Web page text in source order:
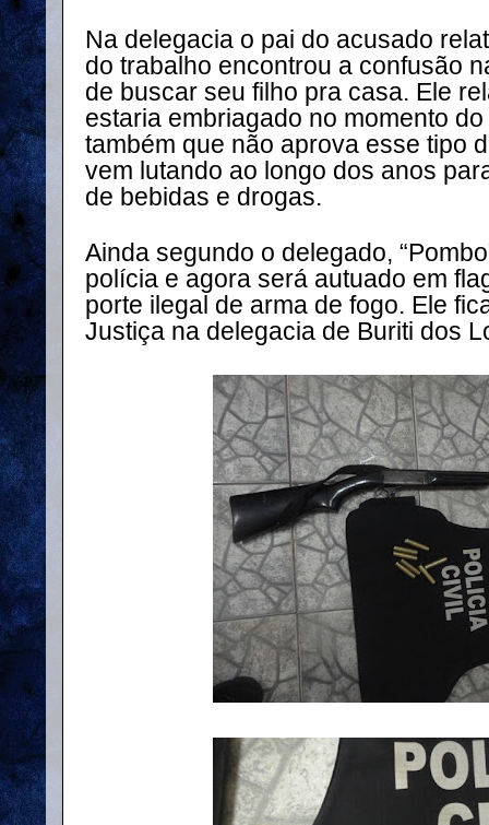
Na delegacia o pai do acusado
do trabalho encontrou a confusão
de buscar seu filho pra casa. Ele
estaria embriagado no momento
também que não aprova esse tipo
vem lutando ao longo dos anos
de bebidas e drogas.
Ainda segundo o delegado,
polícia e agora será autuado em
porte ilegal de arma de fogo. Ele
Justiça na delegacia de Buriti dos